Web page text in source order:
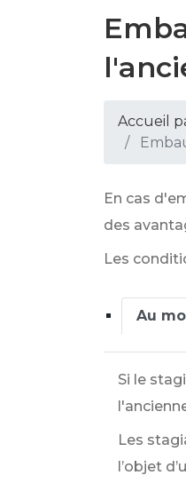
Accueil
En cas
des
Les
Au
Si le
Les
l’objet